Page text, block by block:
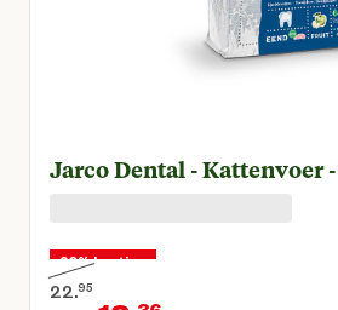
Jarco Dental - Kattenvoer
20% korting
22.95